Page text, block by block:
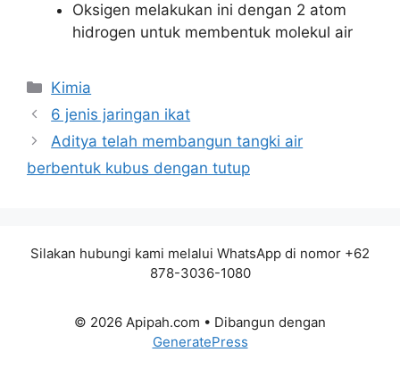
Oksigen melakukan ini dengan 2 atom
hidrogen untuk membentuk molekul air
Kategori
Kimia
6 jenis jaringan ikat
Aditya telah membangun tangki air
berbentuk kubus dengan tutup
Silakan hubungi kami melalui WhatsApp di nomor +62
878-3036-1080
© 2026 Apipah.com • Dibangun dengan
GeneratePress